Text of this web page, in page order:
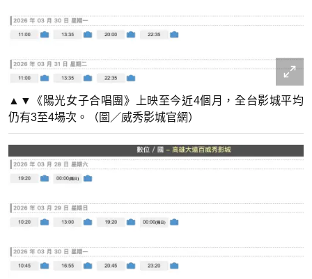
▲▼《陽光女子合唱團》上映至今近4個月，全台影城平均
仍有3至4場次。（圖／威秀影城官網）